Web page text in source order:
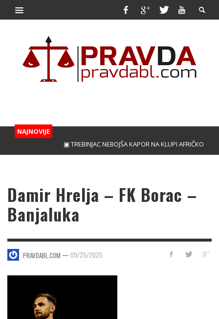
NAJNOVIJE
▣ TREBINJAC NEBOJŠA KAPOR NA KLUPI AFRIČKOG
Damir Hrelja – FK Borac –
Banjaluka
PRAVDABL.COM — 09/25/2025